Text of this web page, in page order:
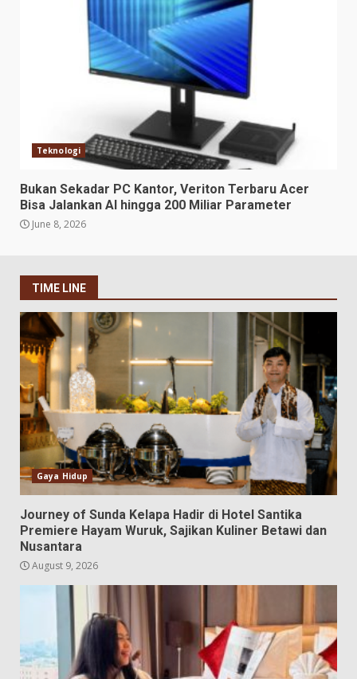
Teknologi
Bukan Sekadar PC Kantor, Veriton Terbaru Acer
Bisa Jalankan AI hingga 200 Miliar Parameter
June 8, 2026
TIME LINE
Gaya Hidup
Journey of Sunda Kelapa Hadir di Hotel Santika
Premiere Hayam Wuruk, Sajikan Kuliner Betawi dan
Nusantara
August 9, 2026